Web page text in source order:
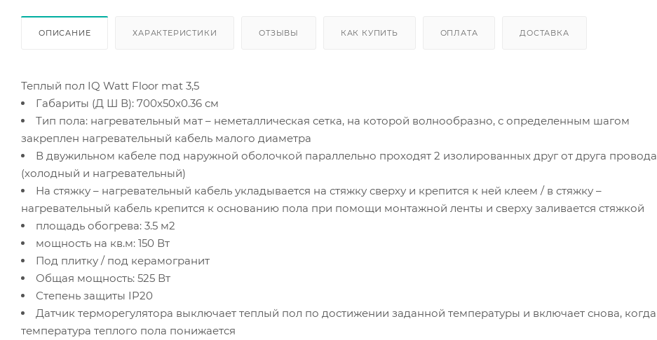
ОПИСАНИЕ ХАРАКТЕРИСТИКИ ОТЗЫВЫ КАК КУПИТЬ ОПЛАТА ДОСТАВКА
Теплый пол IQ Watt Floor mat 3,5
Габариты (Д Ш В): 700x50x0.36 см
Тип пола: нагревательный мат – неметаллическая сетка, на которой волнообразно, с определенным шагом
закреплен нагревательный кабель малого диаметра
В двужильном кабеле под наружной оболочкой параллельно проходят 2 изолированных друг от друга провода
(холодный и нагревательный)
На стяжку – нагревательный кабель укладывается на стяжку сверху и крепится к ней клеем / в стяжку –
нагревательный кабель крепится к основанию пола при помощи монтажной ленты и сверху заливается стяжкой
площадь обогрева: 3.5 м2
мощность на кв.м: 150 Вт
Под плитку / под керамогранит
Общая мощность: 525 Вт
Степень защиты IP20
Датчик терморегулятора выключает теплый пол по достижении заданной температуры и включает снова, когда
температура теплого пола понижается